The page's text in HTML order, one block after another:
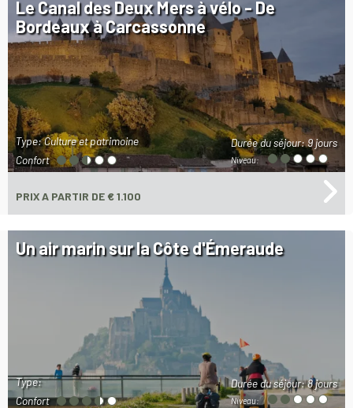
Le Canal des Deux Mers à vélo - De
Bordeaux à Carcassonne
Durée du séjour: 9 jours
Niveau:
Type: Culture et patrimoine
Confort
PRIXA PARTIR DE € 1.100
Un air marin sur la Côte d'Émeraude
Durée du séjour:8 jours
Niveau:
Type:
Confort